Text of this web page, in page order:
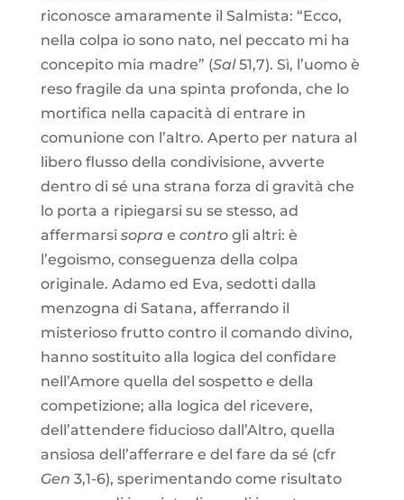
riconosce amaramente il Salmista: “Ecco,
nella colpa io sono nato, nel peccato mi ha
concepito mia madre” (Sal51,7). Sì, l’uomo è
reso fragile da una spinta profonda, che lo
mortifica nella capacità di entrare in
comunione con l’altro. Aperto per natura al
libero flusso della condivisione, avverte
dentro di sé una strana forza di gravità che
lo porta a ripiegarsi su se stesso, ad
affermarsi sopra e contro gli altri: è
l’egoismo, conseguenza della colpa
originale. Adamo ed Eva, sedotti dalla
menzogna di Satana, afferrando il
misterioso frutto contro il comando divino,
hanno sostituito alla logica del confidare
nell’Amore quella del sospetto e della
competizione; alla logica del ricevere,
dell’attendere fiducioso dall’Altro, quella
ansiosa dell’afferrare e del fare da sé (cfr
Gen 3,1-6), sperimentando come risultato